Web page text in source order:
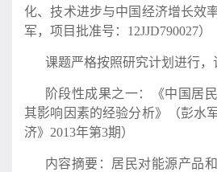
化、技术进步与中国经济增长效
军，项目批准号：12JJD790027）
课题严格按照研究计划进行，
阶段性成果之一：《中国居
其影响因素的经验分析》（彭水
济》2013年第3期）
内容摘要：居民对能源产品